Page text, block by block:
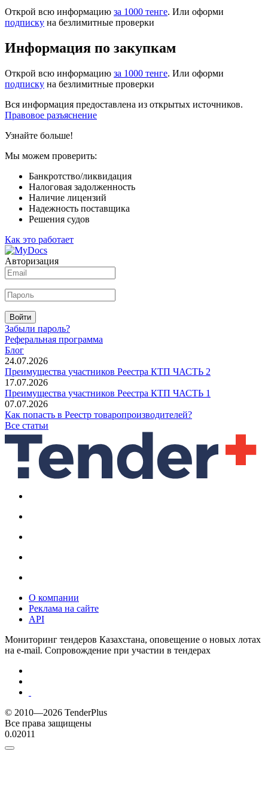
Открой всю информацию за 1000 тенге. Или оформи
подписку на безлимитные проверки
Информация по закупкам
Открой всю информацию за 1000 тенге. Или оформи
подписку на безлимитные проверки
Вся информация предоставлена из открытых источников.
Правовое разъяснение
Узнайте больше!
Мы можем проверить:
Банкротство/ликвидация
Налоговая задолженность
Наличие лицензий
Надежность поставщика
Решения судов
Как это работает
Авторизация
Войти
Забыли пароль?
Реферальная программа
Блог
24.07.2026
Преимущества участников Реестра КТП ЧАСТЬ 2
17.07.2026
Преимущества участников Реестра КТП ЧАСТЬ 1
07.07.2026
Как попасть в Реестр товаропроизводителей?
Все статьи
О компании
Реклама на сайте
API
Мониторинг тендеров Казахстана, оповещение о новых лотах
на e-mail. Сопровождение при участии в тендерах
© 2010—2026 TenderPlus
Все права защищены
0.02011